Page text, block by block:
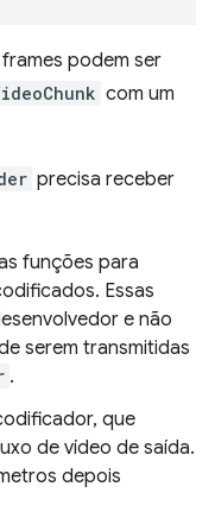
podem ser
com um
precisa receber
funções para
Essas
e não
serem transmitidas
.
que
de vídeo de saída.
depois